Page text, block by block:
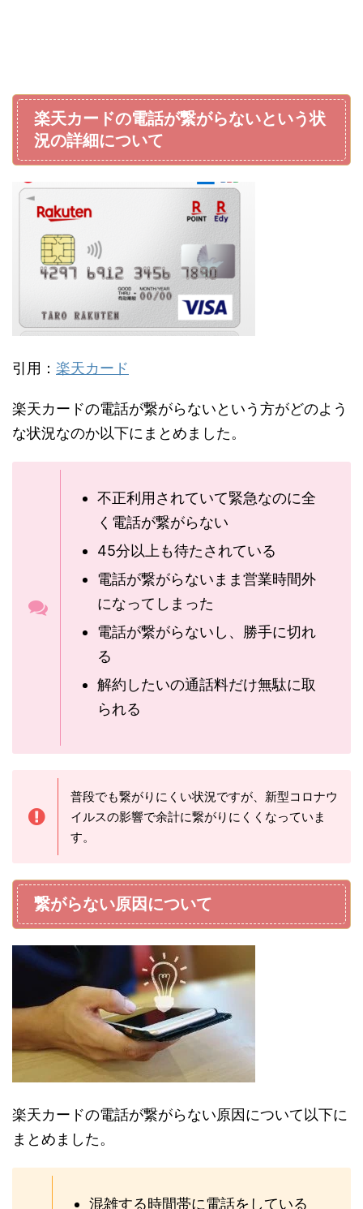
楽天カードの電話が繋がらないという状
況の詳細について
引用： 楽天カード
楽天カードの電話が繋がらないという方がどのよう
な状況なのか以下にまとめました。
不正利用されていて緊急なのに全
く電話が繋がらない
45分以上も待たされている
電話が繋がらないまま営業時間外
になってしまった
電話が繋がらないし、勝手に切れ
る
解約したいの通話料だけ無駄に取
られる
普段でも繋がりにくい状況ですが、新型コロナウ
イルスの影響で余計に繋がりにくくなっていま
す。
繋がらない原因について
楽天カードの電話が繋がらない原因について以下に
まとめました。
混雑する時間帯に電話をしている